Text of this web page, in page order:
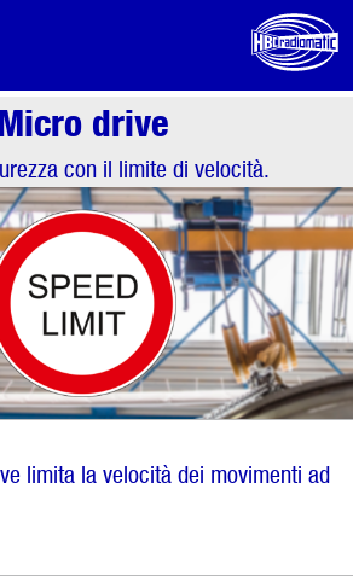
drive
con il limite di velocità.
limita la velocità dei movimenti ad